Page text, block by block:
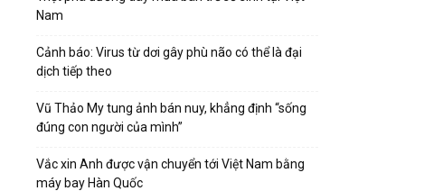
Nam
Cảnh báo: Virus từ dơi gây phù não có thể là đại
dịch tiếp theo
Vũ Thảo My tung ảnh bán nuy, khẳng định “sống
đúng con người của mình”
Vắc xin Anh được vận chuyển tới Việt Nam bằng
máy bay Hàn Quốc